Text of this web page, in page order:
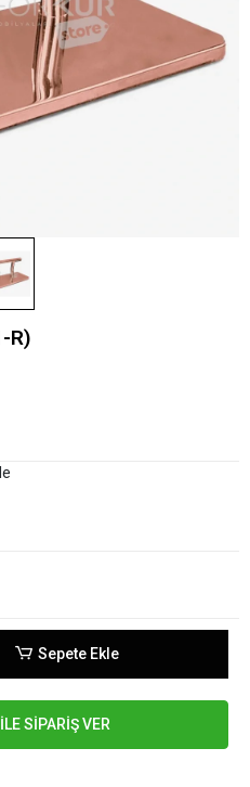
R)
Sepete Ekle
SİPARİŞ VER